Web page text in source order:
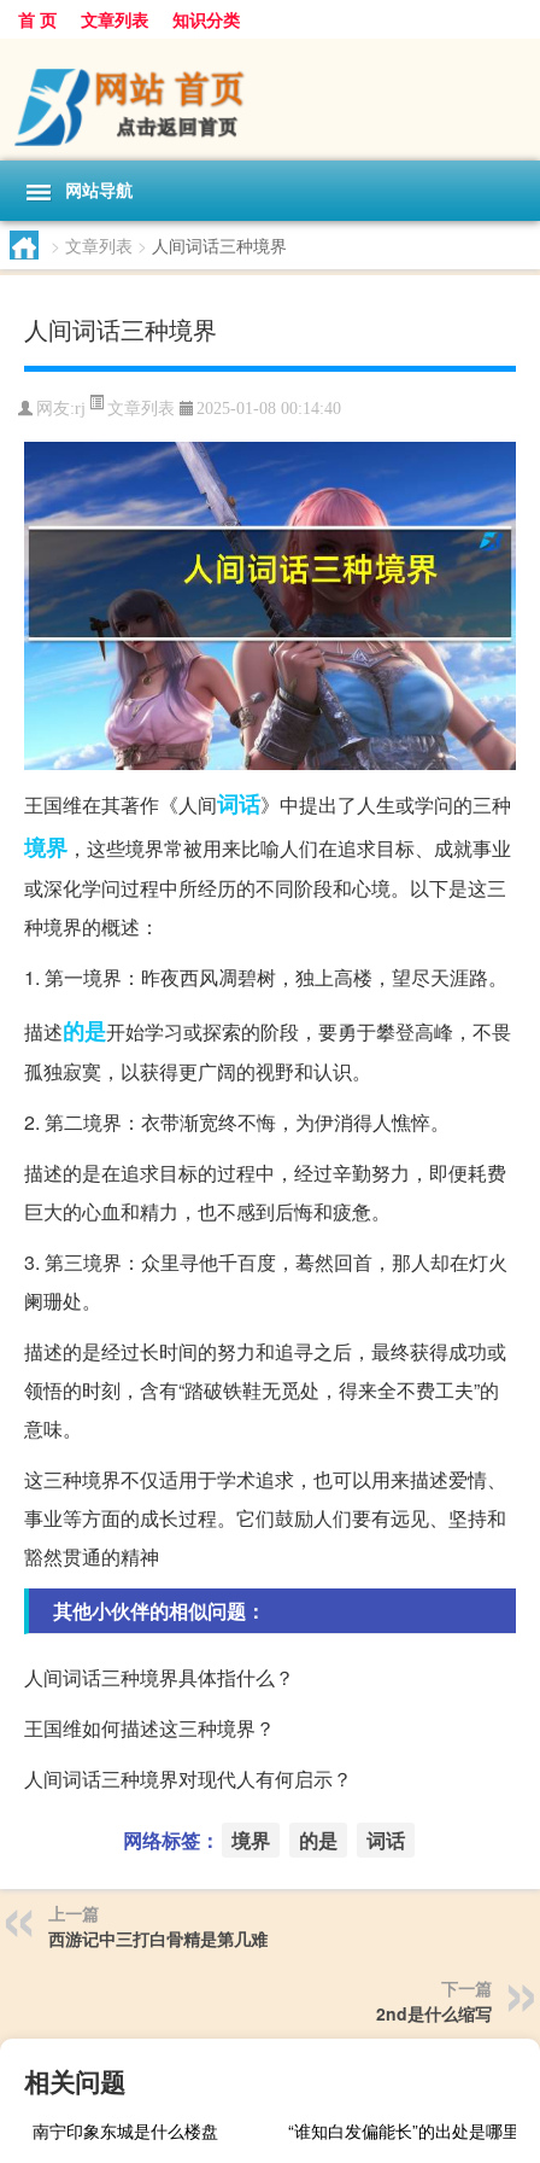
首 页 文章列表 知识分类
网站导航
> 文章列表 > 人间词话三种境界
人间词话三种境界
网友:rj 文章列表 2025-01-08 00:14:40
王国维在其著作《人间词话》中提出了人生或学问的三种
境界 ，这些境界常被用来比喻人们在追求目标、成就事业
或深化学问过程中所经历的不同阶段和心境。以下是这三
种境界的概述：
1. 第一境界：昨夜西风凋碧树，独上高楼，望尽天涯路。
描述的是开始学习或探索的阶段，要勇于攀登高峰，不畏
孤独寂寞，以获得更广阔的视野和认识。
2. 第二境界：衣带渐宽终不悔，为伊消得人憔悴。
描述的是在追求目标的过程中，经过辛勤努力，即便耗费
巨大的心血和精力，也不感到后悔和疲惫。
3. 第三境界：众里寻他千百度，蓦然回首，那人却在灯火
阑珊处。
描述的是经过长时间的努力和追寻之后，最终获得成功或
领悟的时刻，含有“踏破铁鞋无觅处，得来全不费工夫”的
意味。
这三种境界不仅适用于学术追求，也可以用来描述爱情、
事业等方面的成长过程。它们鼓励人们要有远见、坚持和
豁然贯通的精神
其他小伙伴的相似问题：
人间词话三种境界具体指什么？
王国维如何描述这三种境界？
人间词话三种境界对现代人有何启示？
网络标签： 境界 的是 词话
上一篇
西游记中三打白骨精是第几难
下一篇
2nd是什么缩写
相关问题
南宁印象东城是什么楼盘
“谁知白发偏能长”的出处是哪里